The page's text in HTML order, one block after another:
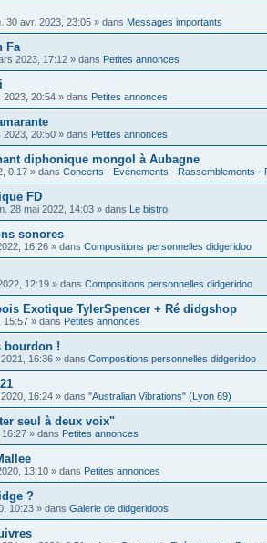
30 avr. 2023, 23:05 » dans Messages importants
Fa
2023, 17:12 » dans Petites annonces
2023, 20:54 » dans Petites annonces
2023, 20:50 » dans Petites annonces
diphonique mongol à Aubagne
0:17 » dans Concerts - Evénements - Rassemblements -
FD
28 mai 2022, 14:03 » dans Le bistro
sonores
16:26 » dans Compositions personnelles didgeridoo
12:19 » dans Compositions personnelles didgeridoo
Exotique TylerSpencer + Ré didgshop
15:57 » dans Petites annonces
bourdon !
16:36 » dans Compositions personnelles didgeridoo
16:24 » dans "Australian Vibrations" (Lyon 69)
seul à deux voix"
16:27 » dans Petites annonces
13:10 » dans Petites annonces
?
10:23 » dans Galerie de didgeridoos